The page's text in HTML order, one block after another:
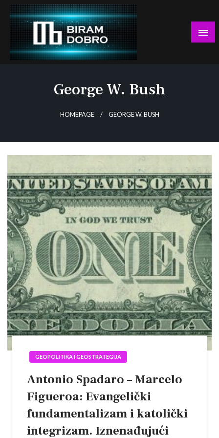
Skip
content
George W. Bush
HOMEPAGE GEORGE W. BUSH
GEOPOLITIKA I GEOSTRATEGIJA
Antonio Spadaro – Marcelo
Figueroa: Evangelički
fundamentalizam i katolički
integrizam. Iznenađujući